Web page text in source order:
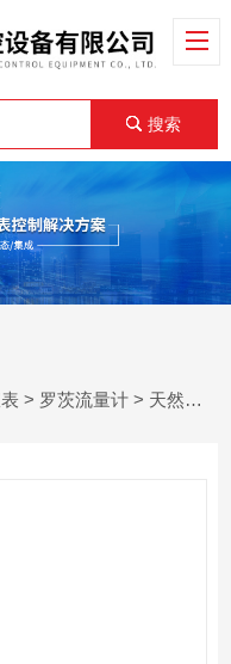
搜索
> 罗茨流量计 > 天然气罗茨流量计